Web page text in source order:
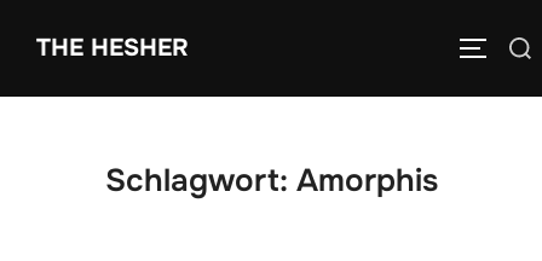
THE HESHER
Schlagwort: Amorphis